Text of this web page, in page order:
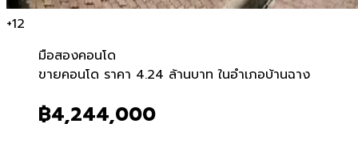
+12
มือสองคอนโด
ขายคอนโด ราคา 4.24 ล้านบ
ขายคอนโด ราคา 4.24 ล้านบาท ในอำเภอบ้านฉาง
฿4,244,000